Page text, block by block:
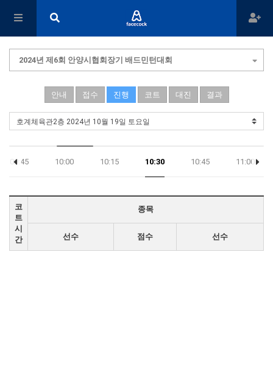
2024년 제6회 안양시협회장기 배드민턴대회
안내 접수 진행 코트 대진 결과
09:45 10:00 10:15 10:30 10:45 11:00
코
트
시
간
종목
선수 점수 선수